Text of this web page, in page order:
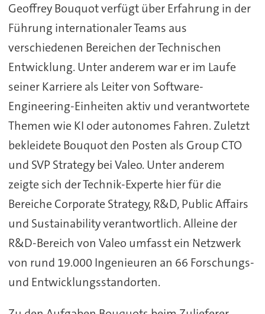
Geoffrey Bouquot verfügt über Erfahrung in der
Führung internationaler Teams aus
verschiedenen Bereichen der Technischen
Entwicklung. Unter anderem war er im Laufe
seiner Karriere als Leiter von Software-
Engineering-Einheiten aktiv und verantwortete
Themen wie KI oder autonomes Fahren. Zuletzt
bekleidete Bouquot den Posten als Group CTO
und SVP Strategy bei Valeo. Unter anderem
zeigte sich der Technik-Experte hier für die
Bereiche Corporate Strategy, R&D, Public Affairs
und Sustainability verantwortlich. Alleine der
R&D-Bereich von Valeo umfasst ein Netzwerk
von rund 19.000 Ingenieuren an 66 Forschungs-
und Entwicklungsstandorten.